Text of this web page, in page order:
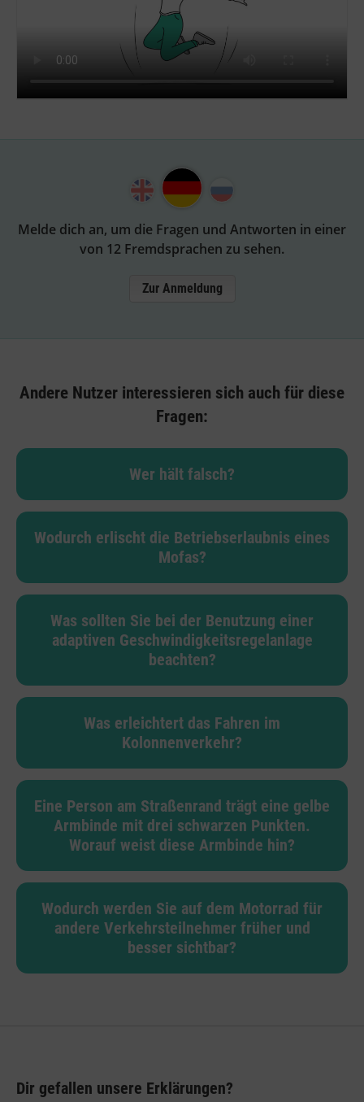
Melde dich an, um die Fragen und Antworten in einer
von 12 Fremdsprachen zu sehen.
Zur Anmeldung
Andere Nutzer interessieren sich auch für diese
Fragen:
Wer hält falsch?
Wodurch erlischt die Betriebserlaubnis eines
Mofas?
Was sollten Sie bei der Benutzung einer
adaptiven Geschwindigkeitsregelanlage
beachten?
Was erleichtert das Fahren im
Kolonnenverkehr?
Eine Person am Straßenrand trägt eine gelbe
Armbinde mit drei schwarzen Punkten.
Worauf weist diese Armbinde hin?
Wodurch werden Sie auf dem Motorrad für
andere Verkehrsteilnehmer früher und
besser sichtbar?
Dir gefallen unsere Erklärungen?